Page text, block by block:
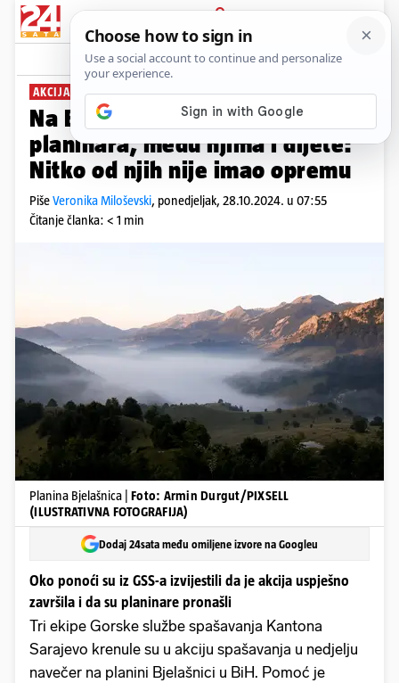
PRIJAVA
News Komentari
AKCIJA SPAŠAVANJA
Na Bjelašnici spasili čak osam
planinara, među njima i dijete:
Nitko od njih nije imao opremu
PišeVeronika Miloševski, ponedjeljak, 28.10.2024. u 07:55
Čitanje članka: < 1 min
Planina Bjelašnica | Foto: Armin Durgut/PIXSELL
(ILUSTRATIVNA FOTOGRAFIJA)
Dodaj 24sata među omiljene izvore na Googleu
Oko ponoći su iz GSS-a izvijestili da je akcija uspješno
završila i da su planinare pronašli
Tri ekipe Gorske službe spašavanja Kantona
Sarajevo krenule su u akciju spašavanja u nedjelju
navečer na planini Bjelašnici u BiH. Pomoć je